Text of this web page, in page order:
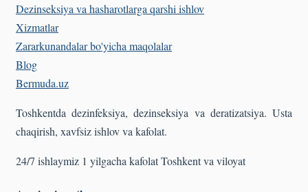
Dezinseksiya va hasharotlarga qarshi ishlov
Xizmatlar
Zararkunandalar bo'yicha maqolalar
Blog
Bermuda.uz
Toshkentda dezinfeksiya, dezinseksiya va deratizatsiya. Usta
chaqirish, xavfsiz ishlov va kafolat.
24/7 ishlaymiz 1 yilgacha kafolatToshkent va viloyat